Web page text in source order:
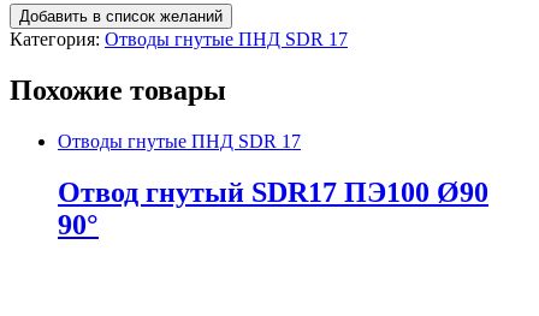
Добавить в список желаний
Категория: Отводы гнутые ПНД SDR 17
Похожие товары
Отводы гнутые ПНД SDR 17
Отвод гнутый SDR17 ПЭ100 Ø90
90°